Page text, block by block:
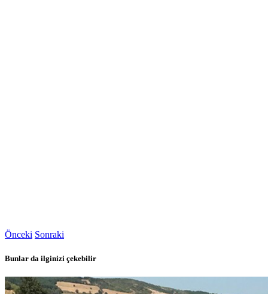
Önceki Sonraki
Bunlar da ilginizi çekebilir